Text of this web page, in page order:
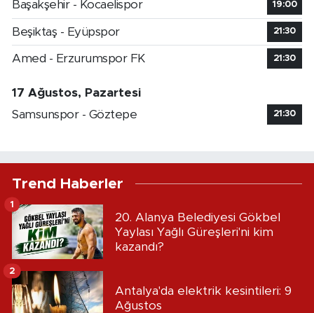
Başakşehir - Kocaelispor
19:00
Beşiktaş - Eyüpspor 21:30
Amed - Erzurumspor FK 21:30
17 Ağustos, Pazartesi
Samsunspor - Göztepe
21:30
Trend Haberler
20. Alanya Belediyesi Gökbel
Yaylası Yağlı Güreşleri'ni kim
kazandı?
1
Antalya'da elektrik kesintileri: 9
Ağustos
2